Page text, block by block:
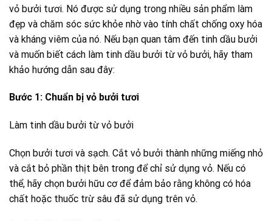
vỏ bưởi tươi. Nó được sử dụng trong nhiều sản phẩm làm
đẹp và chăm sóc sức khỏe nhờ vào tính chất chống oxy hóa
và kháng viêm của nó. Nếu bạn quan tâm đến tinh dầu bưởi
và muốn biết cách làm tinh dầu bưởi từ vỏ bưởi, hãy tham
khảo hướng dẫn sau đây:
Bước 1: Chuẩn bị vỏ bưởi tươi
Làm tinh dầu bưởi từ vỏ bưởi
Chọn bưởi tươi và sạch. Cắt vỏ bưởi thành những miếng nhỏ
và cắt bỏ phần thịt bên trong để chỉ sử dụng vỏ. Nếu có
thể, hãy chọn bưởi hữu cơ để đảm bảo rằng không có hóa
chất hoặc thuốc trừ sâu đã sử dụng trên vỏ.